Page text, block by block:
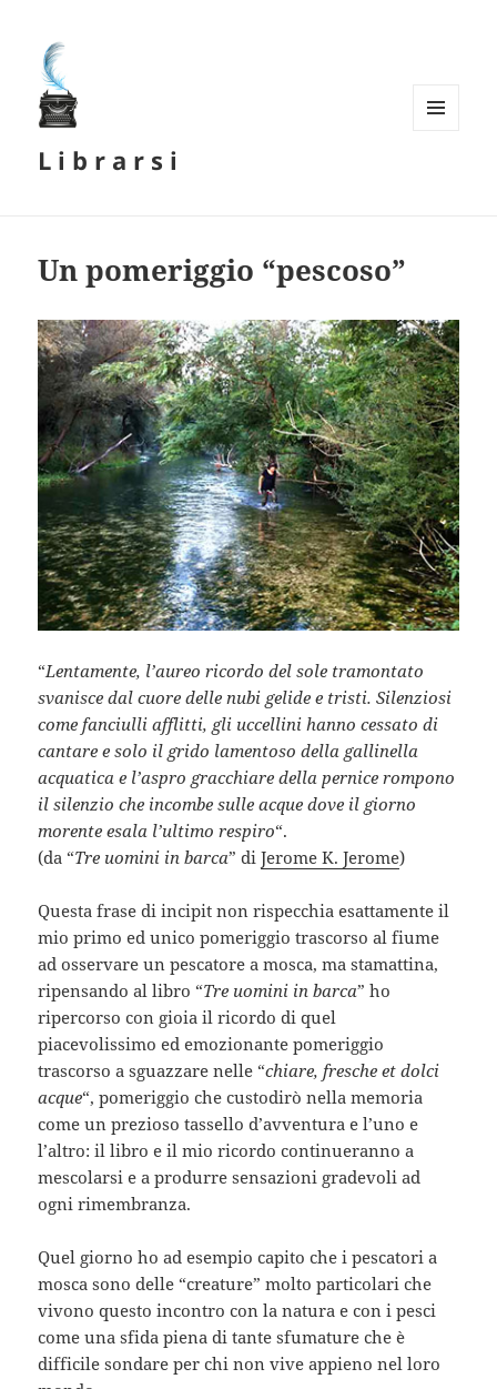
L i b r a r s i
Un pomeriggio “pescoso”
“Lentamente, l’aureo ricordo del sole tramontato
svanisce dal cuore delle nubi gelide e tristi. Silenziosi
come fanciulli afflitti, gli uccellini hanno cessato di
cantare e solo il grido lamentoso della gallinella
acquatica e l’aspro gracchiare della pernice rompono
il silenzio che incombe sulle acque dove il giorno
morente esala l’ultimo respiro“.
(da “Tre uomini in barca” diJerome K. Jerome)
Questa frase di incipit non rispecchia esattamente il
mio primo ed unico pomeriggio trascorso al fiume
ad osservare un pescatore a mosca, ma stamattina,
ripensando al libro “Tre uomini in barca” ho
ripercorso con gioia il ricordo di quel
piacevolissimo ed emozionante pomeriggio
trascorso a sguazzare nelle “chiare, fresche et dolci
acque“, pomeriggio che custodirò nella memoria
come un prezioso tassello d’avventura e l’uno e
l’altro: il libro e il mio ricordo continueranno a
mescolarsi e a produrre sensazioni gradevoli ad
ogni rimembranza.
Quel giorno ho ad esempio capito che i pescatori a
mosca sono delle “creature” molto particolari che
vivono questo incontro con la natura e con i pesci
come una sfida piena di tante sfumature che è
difficile sondare per chi non vive appieno nel loro